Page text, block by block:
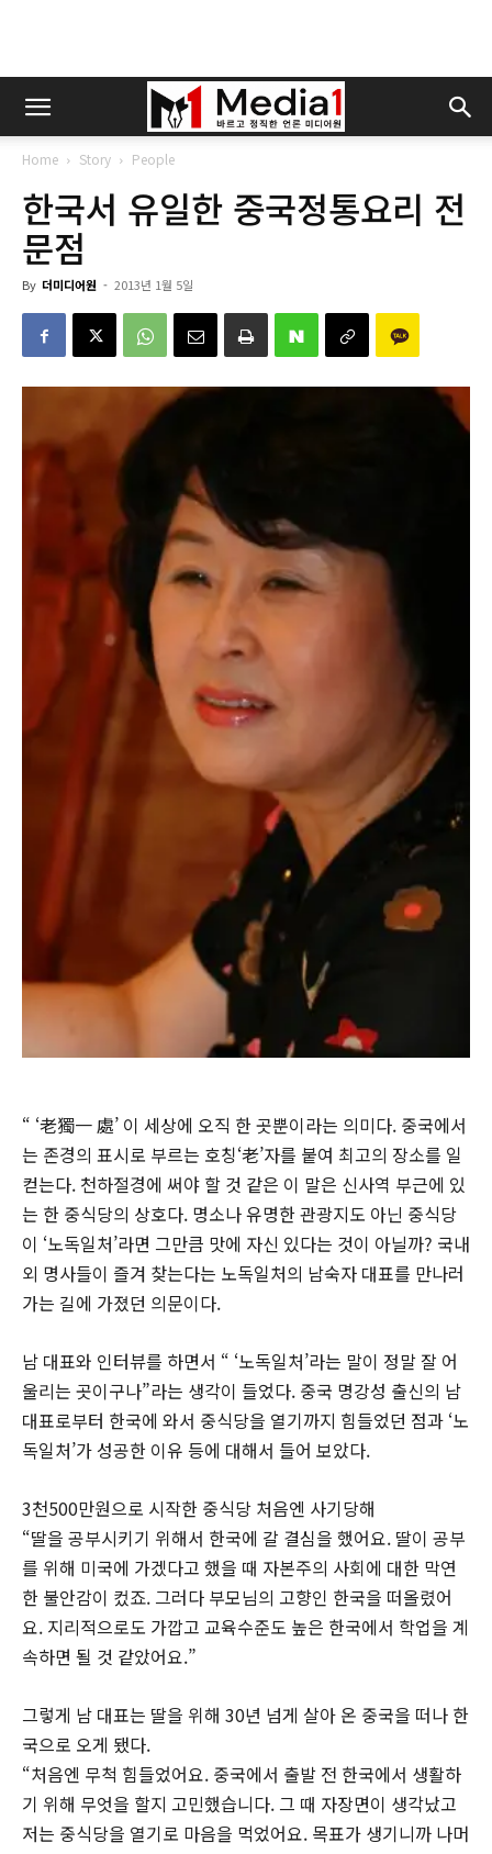
Home Story People
한국서 유일한 중국정통요리 전
문점
By 더미디어원 - 2013년 1월 5일
“ ‘老獨一 處’ 이 세상에 오직 한 곳뿐이라는 의미다. 중국에서
는 존경의 표시로 부르는 호칭‘老’자를 붙여 최고의 장소를 일
컫는다. 천하절경에 써야 할 것 같은 이 말은 신사역 부근에 있
는 한 중식당의 상호다. 명소나 유명한 관광지도 아닌 중식당
이 ‘노독일처’라면 그만큼 맛에 자신 있다는 것이 아닐까? 국내
외 명사들이 즐겨 찾는다는 노독일처의 남숙자 대표를 만나러
가는 길에 가졌던 의문이다.
남 대표와 인터뷰를 하면서 “ ‘노독일처’라는 말이 정말 잘 어
울리는 곳이구나”라는 생각이 들었다. 중국 명강성 출신의 남
대표로부터 한국에 와서 중식당을 열기까지 힘들었던 점과 ‘노
독일처’가 성공한 이유 등에 대해서 들어 보았다.
3천500만원으로 시작한 중식당 처음엔 사기당해
“딸을 공부시키기 위해서 한국에 갈 결심을 했어요. 딸이 공부
를 위해 미국에 가겠다고 했을 때 자본주의 사회에 대한 막연
한 불안감이 컸죠. 그러다 부모님의 고향인 한국을 떠올렸어
요. 지리적으로도 가깝고 교육수준도 높은 한국에서 학업을 계
속하면 될 것 같았어요.”
그렇게 남 대표는 딸을 위해 30년 넘게 살아 온 중국을 떠나 한
국으로 오게 됐다.
“처음엔 무척 힘들었어요. 중국에서 출발 전 한국에서 생활하
기 위해 무엇을 할지 고민했습니다. 그 때 자장면이 생각났고
저는 중식당을 열기로 마음을 먹었어요. 목표가 생기니까 나머